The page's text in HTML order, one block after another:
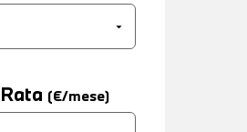
Rata (€/mese)